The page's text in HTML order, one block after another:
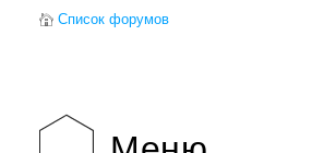
Список форумов